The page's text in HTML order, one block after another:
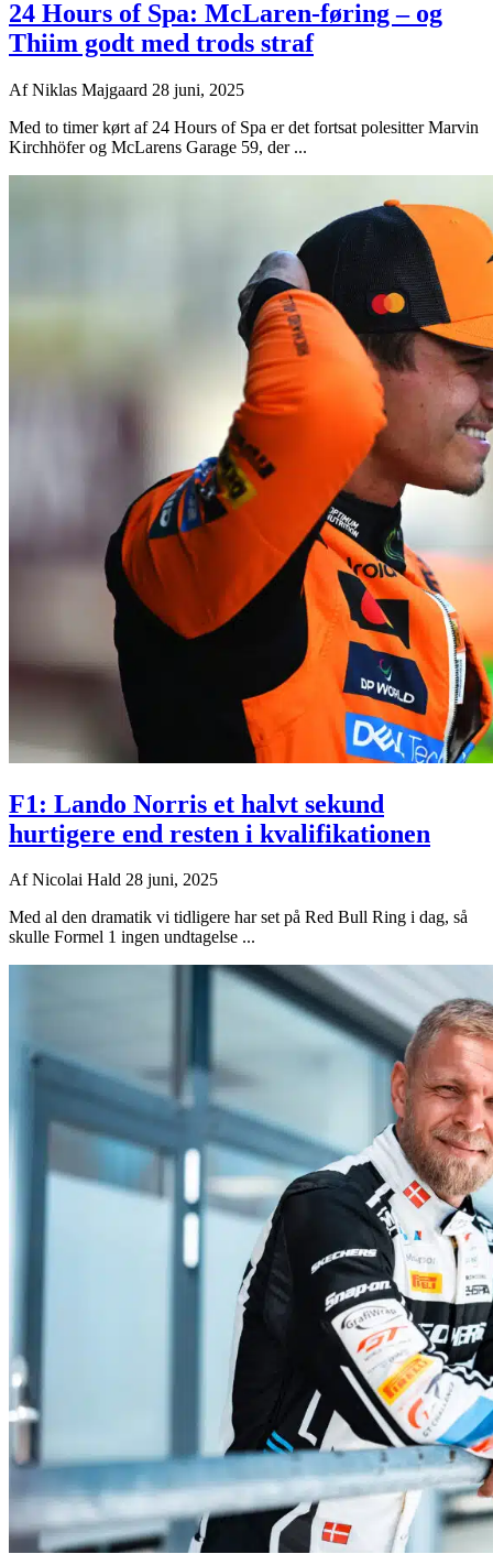
24 Hours of Spa: McLaren-føring – og
Thiim godt med trods straf
AfNiklas Majgaard 28 juni, 2025
Med to timer kørt af 24 Hours of Spa er det fortsat polesitter Marvin
Kirchhöfer og McLarens Garage 59, der ...
F1: Lando Norris et halvt sekund
hurtigere end resten i kvalifikationen
AfNicolai Hald 28 juni, 2025
Med al den dramatik vi tidligere har set på Red Bull Ring i dag, så
skulle Formel 1 ingen undtagelse ...